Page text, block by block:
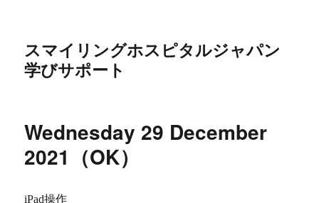
スマイリングホスピタルジャパン
学びサポート
Wednesday 29 December
2021（OK）
iPad操作